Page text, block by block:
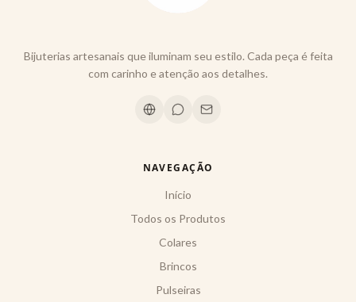
Bijuterias artesanais que iluminam seu estilo. Cada peça é feita
com carinho e atenção aos detalhes.
NAVEGAÇÃO
Início
Todos os Produtos
Colares
Brincos
Pulseiras